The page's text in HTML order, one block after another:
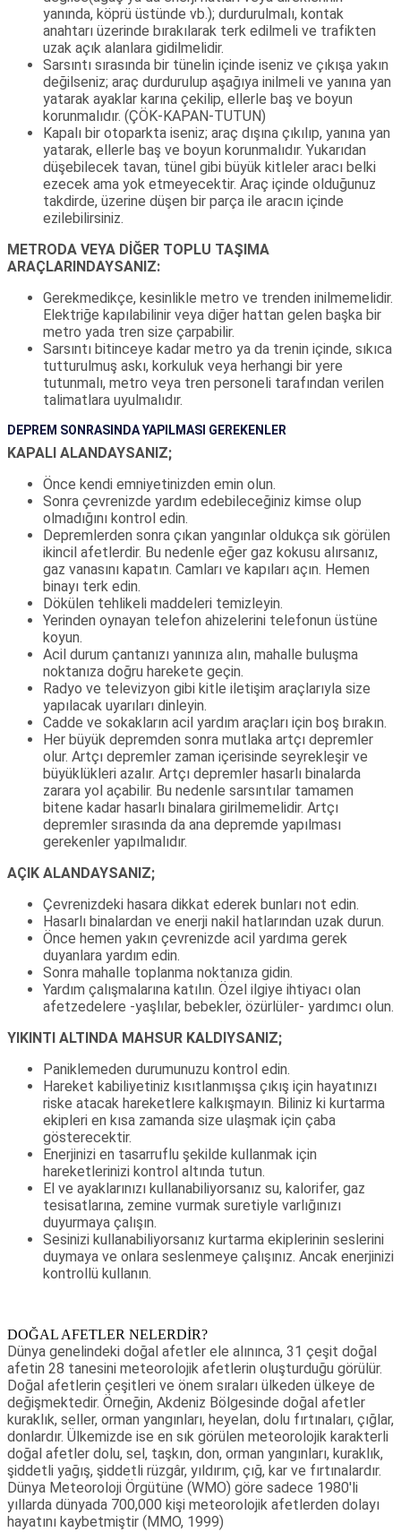
yanında, köprü üstünde vb.); durdurulmalı, kontak
anahtarı üzerinde bırakılarak terk edilmeli ve trafikten
uzak açık alanlara gidilmelidir.
Sarsıntı sırasında bir tünelin içinde iseniz ve çıkışa yakın
değilseniz; araç durdurulup aşağıya inilmeli ve yanına yan
yatarak ayaklar karına çekilip, ellerle baş ve boyun
korunmalıdır. (ÇÖK-KAPAN-TUTUN)
Kapalı bir otoparkta iseniz; araç dışına çıkılıp, yanına yan
yatarak, ellerle baş ve boyun korunmalıdır. Yukarıdan
düşebilecek tavan, tünel gibi büyük kitleler aracı belki
ezecek ama yok etmeyecektir. Araç içinde olduğunuz
takdirde, üzerine düşen bir parça ile aracın içinde
ezilebilirsiniz.
METRODA VEYA DİĞER TOPLU TAŞIMA
ARAÇLARINDAYSANIZ:
Gerekmedikçe, kesinlikle metro ve trenden inilmemelidir.
Elektriğe kapılabilinir veya diğer hattan gelen başka bir
metro yada tren size çarpabilir.
Sarsıntı bitinceye kadar metro ya da trenin içinde, sıkıca
tutturulmuş askı, korkuluk veya herhangi bir yere
tutunmalı, metro veya tren personeli tarafından verilen
talimatlara uyulmalıdır.
DEPREM SONRASINDA YAPILMASI GEREKENLER
KAPALI ALANDAYSANIZ;
Önce kendi emniyetinizden emin olun.
Sonra çevrenizde yardım edebileceğiniz kimse olup
olmadığını kontrol edin.
Depremlerden sonra çıkan yangınlar oldukça sık görülen
ikincil afetlerdir. Bu nedenle eğer gaz kokusu alırsanız,
gaz vanasını kapatın. Camları ve kapıları açın. Hemen
binayı terk edin.
Dökülen tehlikeli maddeleri temizleyin.
Yerinden oynayan telefon ahizelerini telefonun üstüne
koyun.
Acil durum çantanızı yanınıza alın, mahalle buluşma
noktanıza doğru harekete geçin.
Radyo ve televizyon gibi kitle iletişim araçlarıyla size
yapılacak uyarıları dinleyin.
Cadde ve sokakların acil yardım araçları için boş bırakın.
Her büyük depremden sonra mutlaka artçı depremler
olur. Artçı depremler zaman içerisinde seyrekleşir ve
büyüklükleri azalır. Artçı depremler hasarlı binalarda
zarara yol açabilir. Bu nedenle sarsıntılar tamamen
bitene kadar hasarlı binalara girilmemelidir. Artçı
depremler sırasında da ana depremde yapılması
gerekenler yapılmalıdır.
AÇIK ALANDAYSANIZ;
Çevrenizdeki hasara dikkat ederek bunları not edin.
Hasarlı binalardan ve enerji nakil hatlarından uzak durun.
Önce hemen yakın çevrenizde acil yardıma gerek
duyanlara yardım edin.
Sonra mahalle toplanma noktanıza gidin.
Yardım çalışmalarına katılın. Özel ilgiye ihtiyacı olan
afetzedelere -yaşlılar, bebekler, özürlüler- yardımcı olun.
YIKINTI ALTINDA MAHSUR KALDIYSANIZ;
Paniklemeden durumunuzu kontrol edin.
Hareket kabiliyetiniz kısıtlanmışsa çıkış için hayatınızı
riske atacak hareketlere kalkışmayın. Biliniz ki kurtarma
ekipleri en kısa zamanda size ulaşmak için çaba
gösterecektir.
Enerjinizi en tasarruflu şekilde kullanmak için
hareketlerinizi kontrol altında tutun.
El ve ayaklarınızı kullanabiliyorsanız su, kalorifer, gaz
tesisatlarına, zemine vurmak suretiyle varlığınızı
duyurmaya çalışın.
Sesinizi kullanabiliyorsanız kurtarma ekiplerinin seslerini
duymaya ve onlara seslenmeye çalışınız. Ancak enerjinizi
kontrollü kullanın.
DOĞAL AFETLER NELERDİR?
Dünya genelindeki doğal afetler ele alınınca, 31 çeşit doğal
afetin 28 tanesini meteorolojik afetlerin oluşturduğu görülür.
Doğal afetlerin çeşitleri ve önem sıraları ülkeden ülkeye de
değişmektedir. Örneğin, Akdeniz Bölgesinde doğal afetler
kuraklık, seller, orman yangınları, heyelan, dolu fırtınaları, çığlar,
donlardır. Ülkemizde ise en sık görülen meteorolojik karakterli
doğal afetler dolu, sel, taşkın, don, orman yangınları, kuraklık,
şiddetli yağış, şiddetli rüzgâr, yıldırım, çığ, kar ve fırtınalardır.
Dünya Meteoroloji Örgütüne (WMO) göre sadece 1980'li
yıllarda dünyada 700,000 kişi meteorolojik afetlerden dolayı
hayatını kaybetmiştir (MMO, 1999)